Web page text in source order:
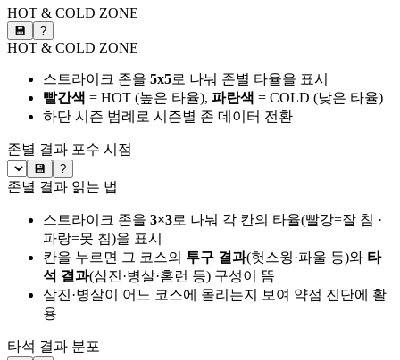
HOT & COLD ZONE
💾 ?
HOT & COLD ZONE
스트라이크 존을 5x5로 나눠 존별 타율을 표시
빨간색 = HOT (높은 타율), 파란색 = COLD (낮은 타율)
하단 시즌 범례로 시즌별 존 데이터 전환
존별 결과 포수 시점
💾 ?
존별 결과 읽는 법
스트라이크 존을 3×3로 나눠 각 칸의 타율(빨강=잘 침 ·
파랑=못 침)을 표시
칸을 누르면 그 코스의 투구 결과(헛스윙·파울 등)와 타
석 결과(삼진·병살·홈런 등) 구성이 뜸
삼진·병살이 어느 코스에 몰리는지 보여 약점 진단에 활
용
타석 결과 분포